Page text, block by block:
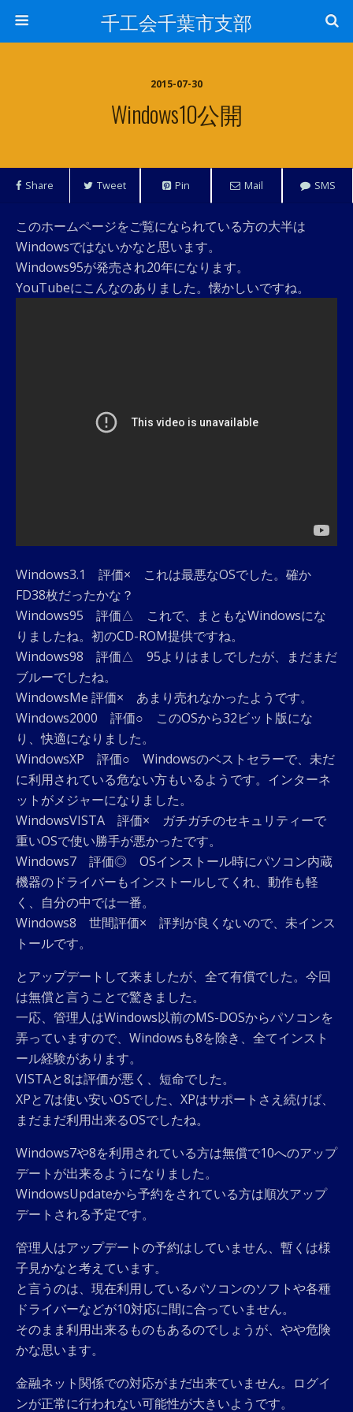
千工会千葉市支部
2015-07-30
Windows10公開
Share Tweet Pin Mail SMS
このホームページをご覧になられている方の大半は
Windowsではないかなと思います。
Windows95が発売され20年になります。
YouTubeにこんなのありました。懐かしいですね。
Windows3.1 評価× これは最悪なOSでした。確か
FD38枚だったかな？
Windows95 評価△ これで、まともなWindowsにな
りましたね。初のCD-ROM提供ですね。
Windows98 評価△ 95よりはましでしたが、まだまだ
ブルーでしたね。
WindowsMe 評価× あまり売れなかったようです。
Windows2000 評価○ このOSから32ビット版にな
り、快適になりました。
WindowsXP 評価○ Windowsのベストセラーで、未だ
に利用されている危ない方もいるようです。インターネ
ットがメジャーになりました。
WindowsVISTA 評価× ガチガチのセキュリティーで
重いOSで使い勝手が悪かったです。
Windows7 評価◎ OSインストール時にパソコン内蔵
機器のドライバーもインストールしてくれ、動作も軽
く、自分の中では一番。
Windows8 世間評価× 評判が良くないので、未インス
トールです。
とアップデートして来ましたが、全て有償でした。今回
は無償と言うことで驚きました。
一応、管理人はWindows以前のMS-DOSからパソコンを
弄っていますので、Windowsも8を除き、全てインスト
ール経験があります。
VISTAと8は評価が悪く、短命でした。
XPと7は使い安いOSでした、XPはサポートさえ続けば、
まだまだ利用出来るOSでしたね。
Windows7や8を利用されている方は無償で10へのアップ
デートが出来るようになりました。
WindowsUpdateから予約をされている方は順次アップ
デートされる予定です。
管理人はアップデートの予約はしていません、暫くは様
子見かなと考えています。
と言うのは、現在利用しているパソコンのソフトや各種
ドライバーなどが10対応に間に合っていません。
そのまま利用出来るものもあるのでしょうが、やや危険
かな思います。
金融ネット関係での対応がまだ出来ていません。ログイ
ンが正常に行われない可能性が大きいようです。